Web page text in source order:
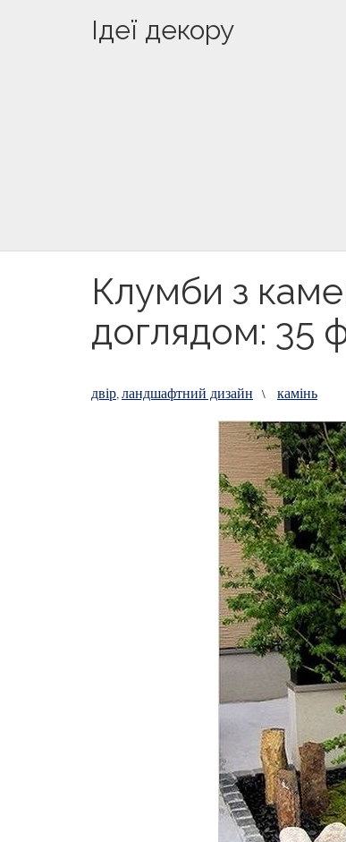
Ідеї декору
Клумби з
доглядом: 35
двір,ландшафтний дизайн \ камінь